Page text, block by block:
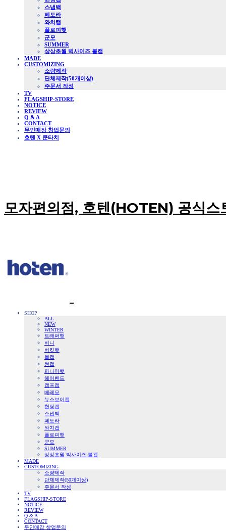
스냅백
페도라
와치캡
플로피햇
군모
SUMMER
상상초월 빅사이즈 볼캡
MADE
CUSTOMIZING
소량제작
단체제작(50개이상)
주문서 작성
TV
FLAGSHIP-STORE
NOTICE
REVIEW
Q & A
CONTACT
무인매장 창업문의
호텐 X 쿤타치
모자편의점, 호텐(HOTEN) 공식스
SHOP
ALL
NEW
WINTER
트래퍼햇
비니
버킷햇
볼캡
썬캡
파나마햇
헤어밴드
캠프캡
베레모
뉴스보이캡
헌팅캡
스냅백
페도라
와치캡
플로피햇
군모
SUMMER
상상초월 빅사이즈 볼캡
MADE
CUSTOMIZING
소량제작
단체제작(50개이상)
주문서 작성
TV
FLAGSHIP-STORE
NOTICE
REVIEW
Q & A
CONTACT
무인매장 창업문의